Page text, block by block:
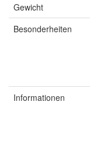
Gewicht
Besonderheiten
Informationen